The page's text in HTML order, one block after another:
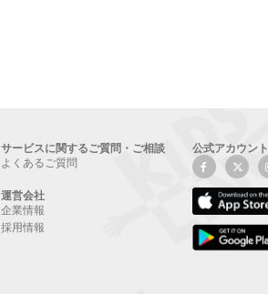
サービスに関するご質問・ご相談
よくあるご質問
運営会社
企業情報
採用情報
公式アカウント